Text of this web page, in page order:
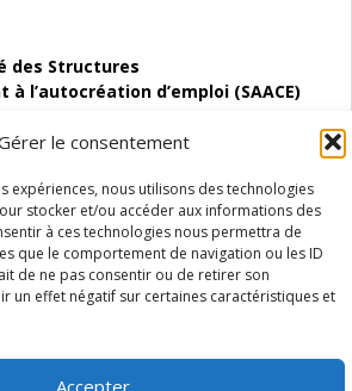
le consentement
expériences, nous utilisons des technologies
stocker et/ou accéder aux informations des
à ces technologies nous permettra de
que le comportement de navigation ou les ID
de ne pas consentir ou de retirer son
un effet négatif sur certaines caractéristiques et
Accepter
des Structures
à l’autocréation d’emploi (SAACE)
comprendre la situation en